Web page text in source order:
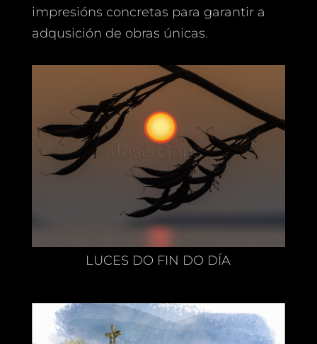
impresións concretas para garantir a
adqusición de obras únicas.
LUCES DO FIN DO DÍA